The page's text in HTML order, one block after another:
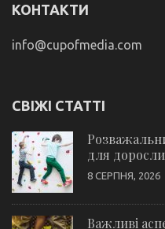
КОНТАКТИ
info@cupofmedia.com
СВІЖІ СТАТТІ
для
8 СЕРПНЯ, 2026
Важливі